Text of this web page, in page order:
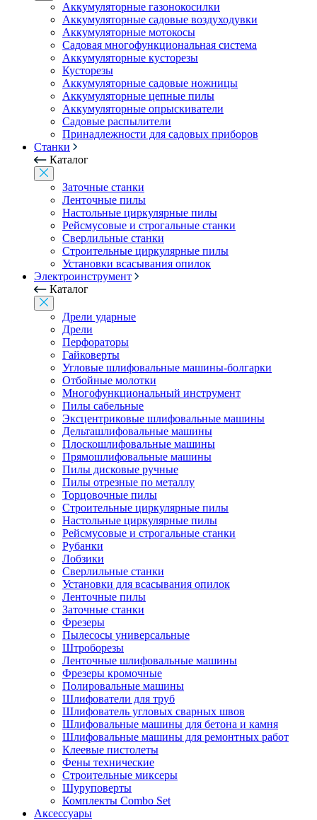
Аккумуляторные газонокосилки
Аккумуляторные садовые воздуходувки
Аккумуляторные мотокосы
Садовая многофункциональная система
Аккумуляторные кусторезы
Кусторезы
Аккумуляторные садовые ножницы
Аккумуляторные цепные пилы
Аккумуляторные опрыскиватели
Садовые распылители
Принадлежности для садовых приборов
Станки
Каталог
Заточные станки
Ленточные пилы
Настольные циркулярные пилы
Рейсмусовые и строгальные станки
Сверлильные станки
Строительные циркулярные пилы
Установки всасывания опилок
Электроинструмент
Каталог
Дрели ударные
Дрели
Перфораторы
Гайковерты
Угловые шлифовальные машины-болгарки
Отбойные молотки
Многофункциональный инструмент
Пилы сабельные
Эксцентриковые шлифовальные машины
Дельташлифовальные машины
Плоскошлифовальные машины
Прямошлифовальные машины
Пилы дисковые ручные
Пилы отрезные по металлу
Торцовочные пилы
Строительные циркулярные пилы
Настольные циркулярные пилы
Рейсмусовые и строгальные станки
Рубанки
Лобзики
Сверлильные станки
Установки для всасывания опилок
Ленточные пилы
Заточные станки
Фрезеры
Пылесосы универсальные
Штроборезы
Ленточные шлифовальные машины
Фрезеры кромочные
Полировальные машины
Шлифователи для труб
Шлифователь угловых сварных швов
Шлифовальные машины для бетона и камня
Шлифовальные машины для ремонтных работ
Клеевые пистолеты
Фены технические
Строительные миксеры
Шуруповерты
Комплекты Combo Set
Аксессуары